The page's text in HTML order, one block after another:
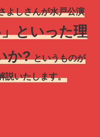
よしさんが水戸公演
といった理
か?というものが
説いたします。